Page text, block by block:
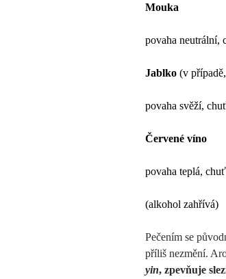
Mouka
povaha neutrální,
Jablko (v
povaha svěží,
Červené víno
povaha teplá,
(alkohol zahřívá)
Pečením se
příliš nezmění.
yin, zpevňuje